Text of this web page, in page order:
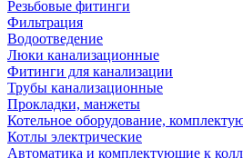
Резьбовые фитинги
Фильтрация
Водоотведение
Люки канализационные
Фитинги для канализации
Трубы канализационные
Прокладки, манжеты
Котельное оборудование,
Котлы электрические
Автоматика и комплектующие к